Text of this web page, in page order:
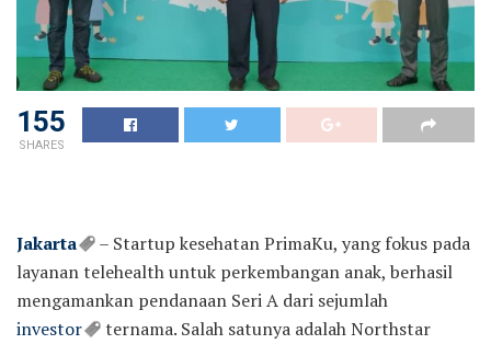
155
SHARES
Jakarta
– Startup kesehatan PrimaKu, yang fokus pada
layanan telehealth untuk perkembangan anak, berhasil
mengamankan pendanaan Seri A dari sejumlah
investor
ternama. Salah satunya adalah Northstar